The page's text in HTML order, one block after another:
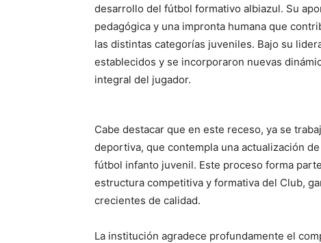
desarrollo del fútbol formativo albiazul. Su
pedagógica y una impronta humana que
las distintas categorías juveniles. Bajo su
establecidos y se incorporaron nuevas
integral del jugador.
Cabe destacar que en este receso, ya se
deportiva, que contempla una actualización
fútbol infanto juvenil. Este proceso forma
estructura competitiva y formativa del Club,
crecientes de calidad.
La institución agradece profundamente el